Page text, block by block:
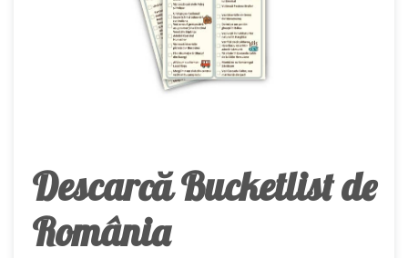
Descarcă Bucketlist de
România